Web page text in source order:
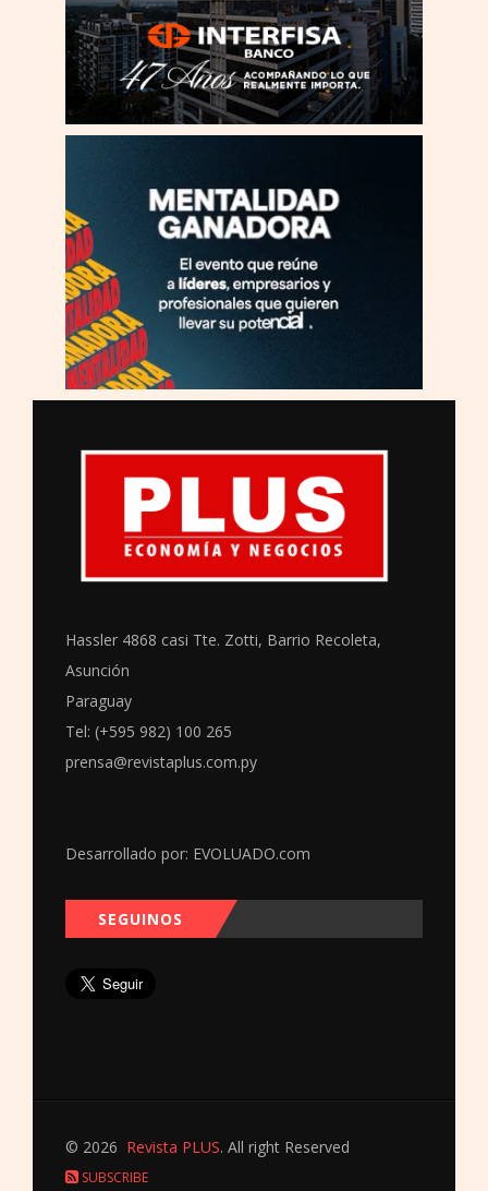
Hassler 4868 casi Tte. Zotti, Barrio Recoleta,
Asunción
Paraguay
Tel: (+595 982) 100 265
prensa@revistaplus.com.py
Desarrollado por: EVOLUADO.com
SEGUINOS
© 2026 Revista PLUS. All right Reserved
SUBSCRIBE